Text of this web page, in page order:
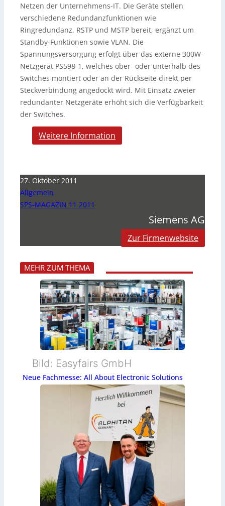
Netzen der Unternehmens-IT. Die Geräte stellen
verschiedene Redundanzfunktionen wie
Ringredundanz, RSTP und MSTP bereit, ergänzt um
Standby-Funktionen sowie VLAN. Die
Spannungsversorgung erfolgt über das externe 300W-
Netzgerät PS598-1, welches ober- oder unterhalb des
Switches montiert oder an der Rückseite direkt per
Steckverbindung angedockt wird. Mit Einsatz zweier
redundanter Netzgeräte erhöht sich die Verfügbarkeit
der Switches.
Weitere Information
27. Oktober 2011
Allgemein
SPS-MAGAZIN 11 2011
Siemens AG
Zur Firmenwebsite
MEHR ZUM THEMA
Bild: Easyfairs GmbH
Neue Fachmesse: All About Electronic Solutions